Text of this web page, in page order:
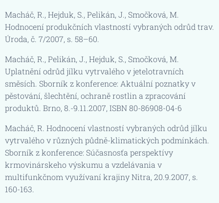
Macháč, R., Hejduk, S., Pelikán, J., Smočková, M.
Hodnocení produkčních vlastností vybraných odrůd trav.
Úroda, č. 7/2007, s. 58–60.
Macháč, R., Pelikán, J., Hejduk, S., Smočková, M.
Uplatnění odrůd jílku vytrvalého v jetelotravních
směsích. Sborník z konference: Aktuální poznatky v
pěstování, šlechtění, ochraně rostlin a zpracování
produktů. Brno, 8.-9.11.2007, ISBN 80-86908-04-6
Macháč, R. Hodnocení vlastností vybraných odrůd jílku
vytrvalého v různých půdně-klimatických podmínkách.
Sborník z konference: Súčasnosťa perspektívy
krmovinárskeho výskumu a vzdelávania v
multifunkčnom využívaní krajiny Nitra, 20.9.2007, s.
160-163.